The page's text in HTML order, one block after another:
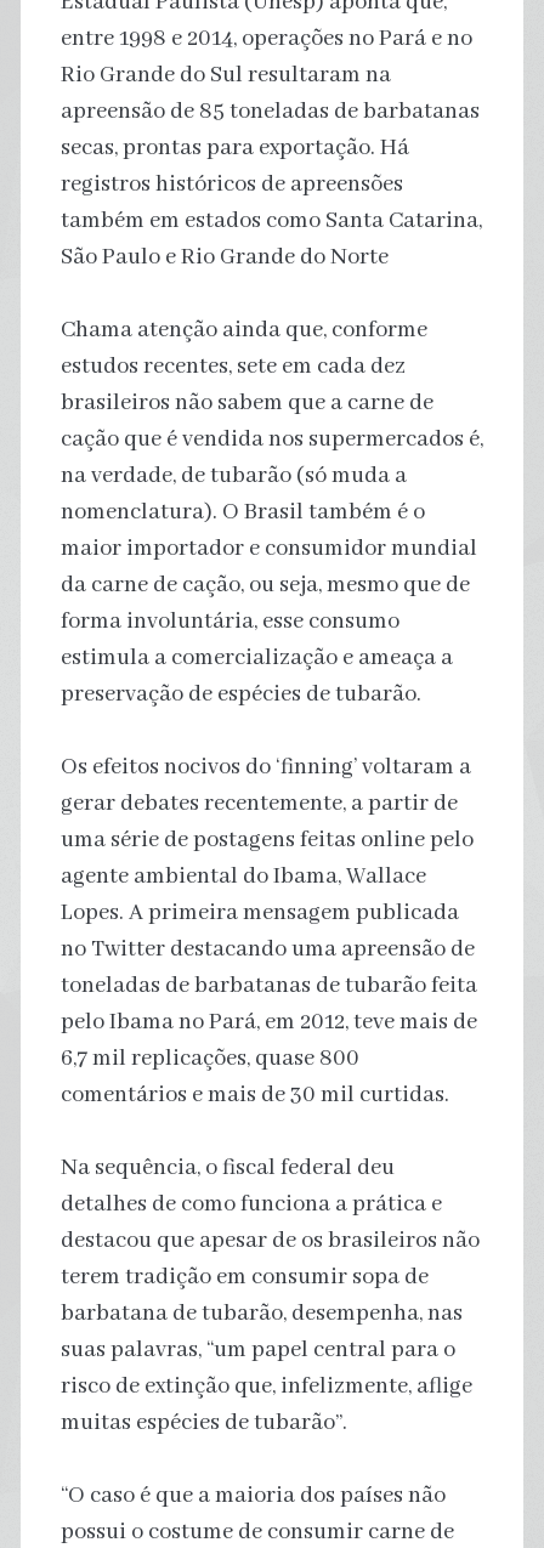
entre 1998 e 2014, operações no Pará e no
Rio Grande do Sul resultaram na
apreensão de 85 toneladas de barbatanas
secas, prontas para exportação. Há
registros históricos de apreensões
também em estados como Santa Catarina,
São Paulo e Rio Grande do Norte
Chama atenção ainda que, conforme
estudos recentes, sete em cada dez
brasileiros não sabem que a carne de
cação que é vendida nos supermercados é,
na verdade, de tubarão (só muda a
nomenclatura). O Brasil também é o
maior importador e consumidor mundial
da carne de cação, ou seja, mesmo que de
forma involuntária, esse consumo
estimula a comercialização e ameaça a
preservação de espécies de tubarão.
Os efeitos nocivos do ‘finning’ voltaram a
gerar debates recentemente, a partir de
uma série de postagens feitas online pelo
agente ambiental do Ibama, Wallace
Lopes. A primeira mensagem publicada
no Twitter destacando uma apreensão de
toneladas de barbatanas de tubarão feita
pelo Ibama no Pará, em 2012, teve mais de
6,7 mil replicações, quase 800
comentários e mais de 30 mil curtidas.
Na sequência, o fiscal federal deu
detalhes de como funciona a prática e
destacou que apesar de os brasileiros não
terem tradição em consumir sopa de
barbatana de tubarão, desempenha, nas
suas palavras, “um papel central para o
risco de extinção que, infelizmente, aflige
muitas espécies de tubarão”.
“O caso é que a maioria dos países não
possui o costume de consumir carne de